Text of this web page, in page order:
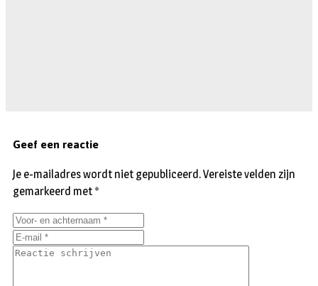
Geef een reactie
Je e-mailadres wordt niet gepubliceerd.Vereiste velden zijn
gemarkeerd met *